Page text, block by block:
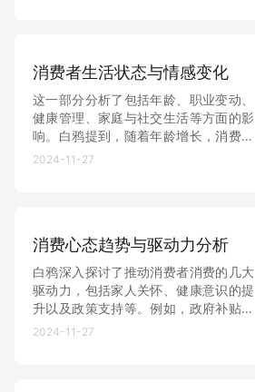
消费者生活状态与情感变化
这一部分分析了包括年龄、职业变动、
健康管理、家庭与社交生活等方面的影
响。白鸦提到，随着年龄增长，消费者
在健康、个人形象和家庭方面的投资增
2024-11-27
消费心态趋势与驱动力分析
白鸦深入探讨了推动消费者消费的几大
驱动力，包括家人关怀、健康意识的提
升以及政策支持等。例如，政府补贴的
影响在2024年对消费产生了重要推动，
2024-11-27